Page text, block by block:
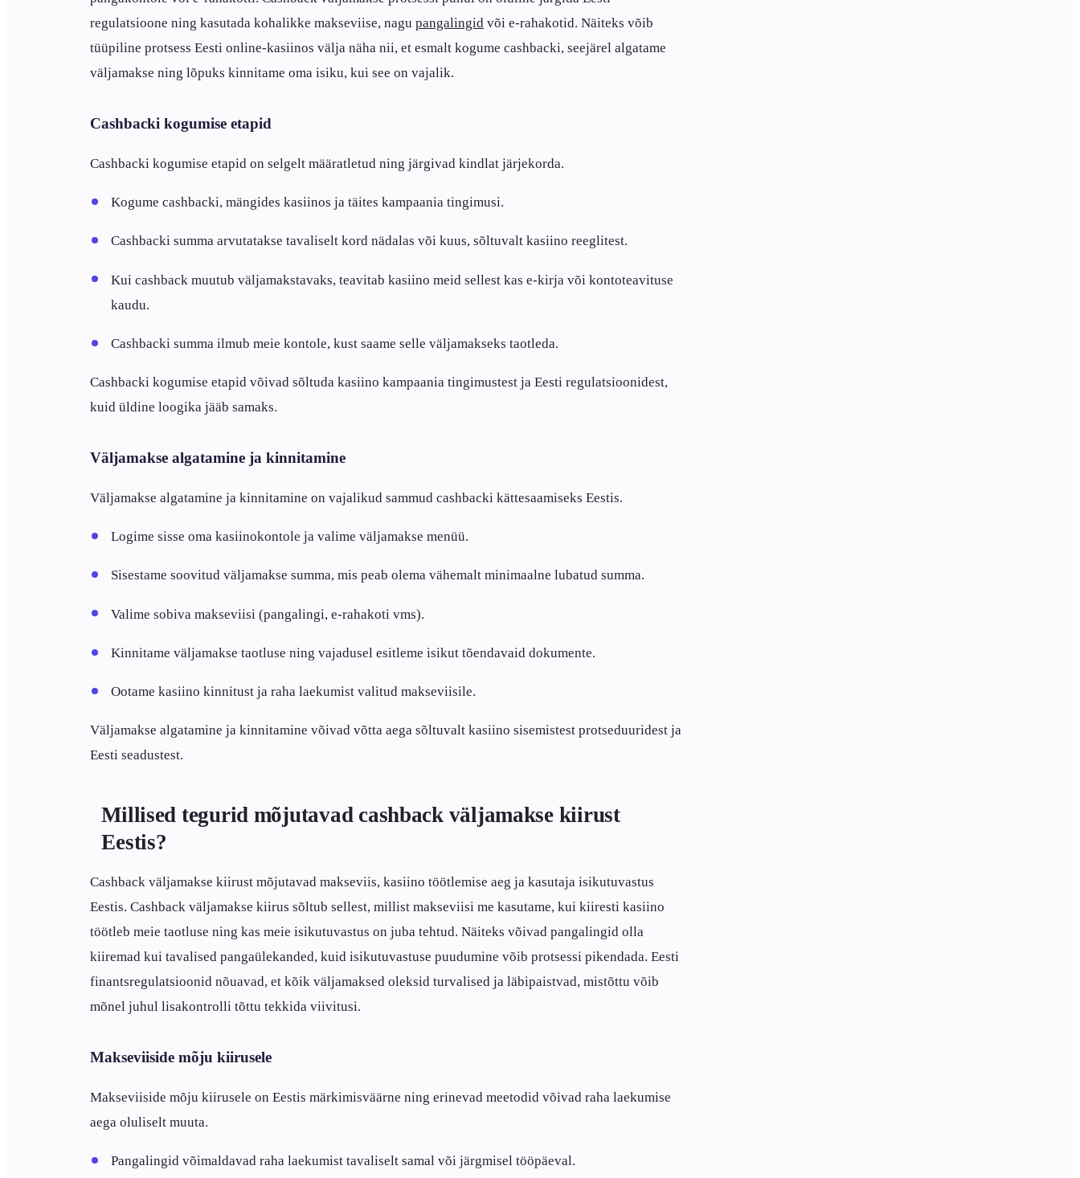
regulatsioone ning kasutada kohalikke makseviise, nagu pangalingid või e-rahakotid. Näiteks võib
tüüpiline protsess Eesti online-kasiinos välja näha nii, et esmalt kogume cashbacki, seejärel algatame
väljamakse ning lõpuks kinnitame oma isiku, kui see on vajalik.
Cashbacki kogumise etapid
Cashbacki kogumise etapid on selgelt määratletud ning järgivad kindlat järjekorda.
Kogume cashbacki, mängides kasiinos ja täites kampaania tingimusi.
Cashbacki summa arvutatakse tavaliselt kord nädalas või kuus, sõltuvalt kasiino reeglitest.
Kui cashback muutub väljamakstavaks, teavitab kasiino meid sellest kas e-kirja või kontoteavituse
kaudu.
Cashbacki summa ilmub meie kontole, kust saame selle väljamakseks taotleda.
Cashbacki kogumise etapid võivad sõltuda kasiino kampaania tingimustest ja Eesti regulatsioonidest,
kuid üldine loogika jääb samaks.
Väljamakse algatamine ja kinnitamine
Väljamakse algatamine ja kinnitamine on vajalikud sammud cashbacki kättesaamiseks Eestis.
Logime sisse oma kasiinokontole ja valime väljamakse menüü.
Sisestame soovitud väljamakse summa, mis peab olema vähemalt minimaalne lubatud summa.
Valime sobiva makseviisi (pangalingi, e-rahakoti vms).
Kinnitame väljamakse taotluse ning vajadusel esitleme isikut tõendavaid dokumente.
Ootame kasiino kinnitust ja raha laekumist valitud makseviisile.
Väljamakse algatamine ja kinnitamine võivad võtta aega sõltuvalt kasiino sisemistest protseduuridest ja
Eesti seadustest.
Millised tegurid mõjutavad cashback väljamakse kiirust
Eestis?
Cashback väljamakse kiirust mõjutavad makseviis, kasiino töötlemise aeg ja kasutaja isikutuvastus
Eestis. Cashback väljamakse kiirus sõltub sellest, millist makseviisi me kasutame, kui kiiresti kasiino
töötleb meie taotluse ning kas meie isikutuvastus on juba tehtud. Näiteks võivad pangalingid olla
kiiremad kui tavalised pangaülekanded, kuid isikutuvastuse puudumine võib protsessi pikendada. Eesti
finantsregulatsioonid nõuavad, et kõik väljamaksed oleksid turvalised ja läbipaistvad, mistõttu võib
mõnel juhul lisakontrolli tõttu tekkida viivitusi.
Makseviiside mõju kiirusele
Makseviiside mõju kiirusele on Eestis märkimisväärne ning erinevad meetodid võivad raha laekumise
aega oluliselt muuta.
Pangalingid võimaldavad raha laekumist tavaliselt samal või järgmisel tööpäeval.